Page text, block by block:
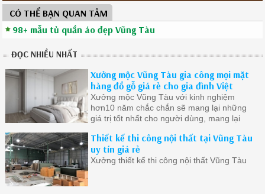
CÓ THỂ BẠN QUAN TÂM
98+ mẫu tủ quần áo đẹp Vũng Tàu
ĐỌC NHIỀU NHẤT
Xưởng mộc Vũng Tàu gia công mọi mặt
hàng đồ gỗ giá rẻ cho gia đình Việt
Xưởng mộc Vũng Tàu với kinh nghiệm
hơn10 năm chắc chắn sẽ mang lại những
giá trị tốt nhất cho người dùng, mang lại
Thiết kế thi công nội thất tại Vũng Tàu
uy tín giá rẻ
Xưởng thiết kế thi công nội thất Vũng Tàu